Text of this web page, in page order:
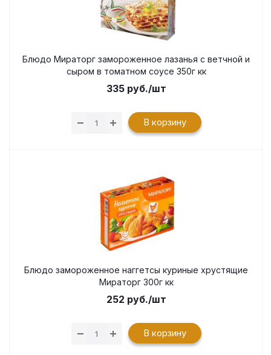
Блюдо Мираторг замороженное лазанья с ветчной и
сыром в томатном соусе 350г кк
335руб./шт
В корзину
Блюдо замороженное наггетсы куриные хрустящие
Мираторг 300г кк
252 руб./шт
В корзину